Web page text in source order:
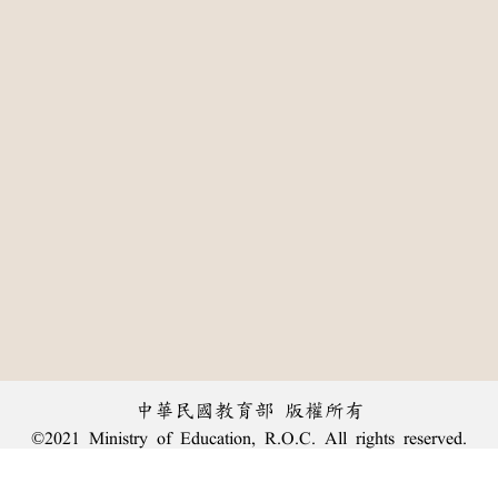
中華民國教育部 版權所有
©2021 Ministry of Education, R.O.C. All rights reserved.